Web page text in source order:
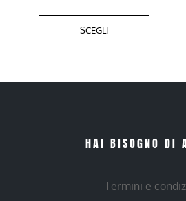
SCEGLI
HAI BISOGNO DI
Termini e